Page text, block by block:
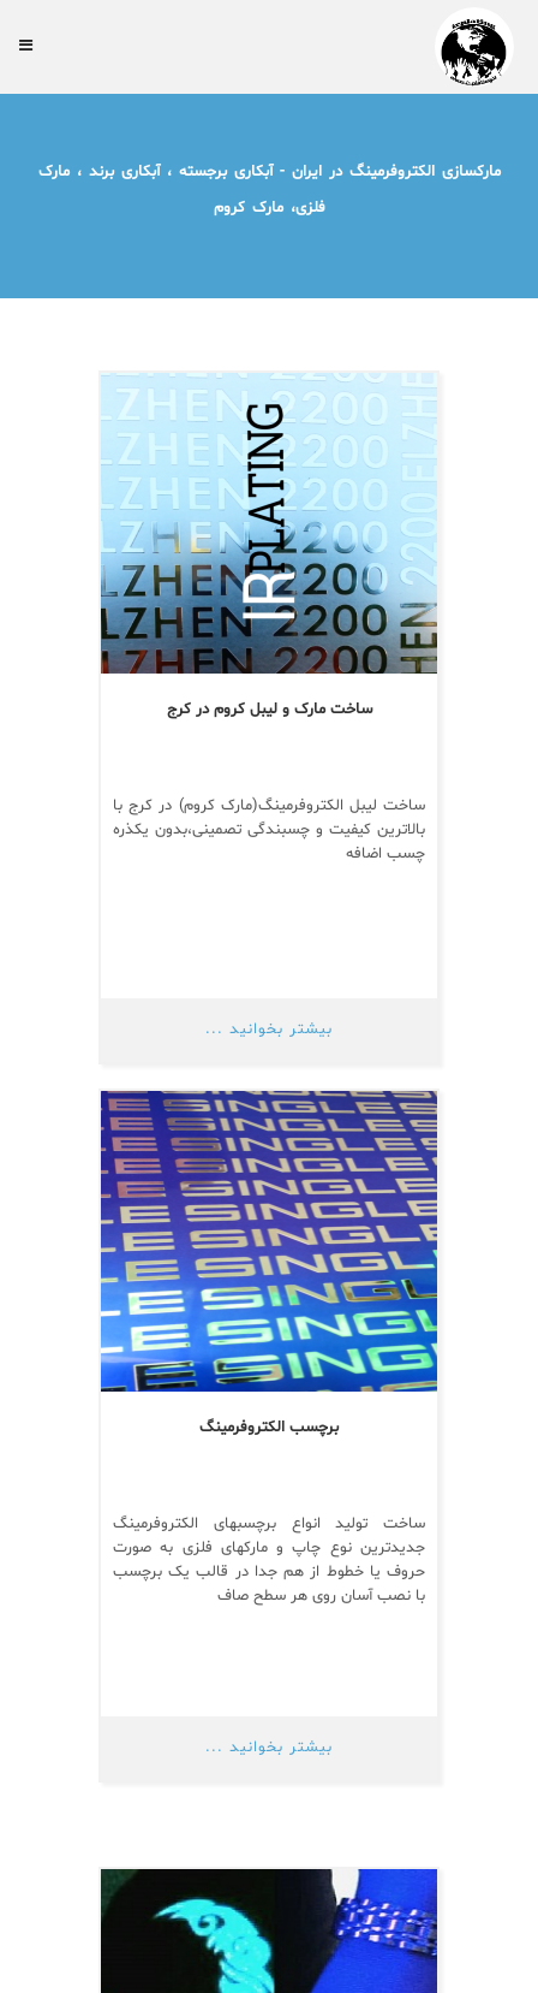
مارکسازی الکتروفرمینگ در ایران - آبکاری برجسته ، آبکاری برند ، مارک
فلزی، مارک کروم
ساخت مارک و لیبل کروم در کرج
ساخت لیبل الکتروفرمینگ(مارک کروم) در کرج با
بالاترین کیفیت و چسبندگی تصمینی،بدون یکذره
چسب اضافه
بیشتر بخوانید ...
برچسب الکتروفرمینگ
ساخت تولید انواع برچسبهای الکتروفرمینگ
جدیدترین نوع چاپ و مارکهای فلزی به صورت
حروف یا خطوط از هم جدا در قالب یک برچسب
با نصب آسان روی هر سطح صاف
بیشتر بخوانید ...